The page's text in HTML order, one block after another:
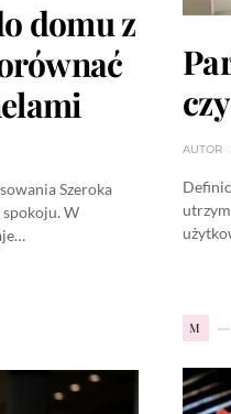
domu z
Szeroka
W
AUTOR
M